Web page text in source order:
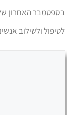
בספטמבר האחרון
לטיפול ולשילוב